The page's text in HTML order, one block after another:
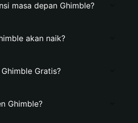
masa depan Ghimble?
akan naik?
Gratis?
Ghimble?